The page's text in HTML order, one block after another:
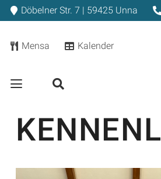
Döbelner Str. 7 | 59425 Unna
Mensa Kalender